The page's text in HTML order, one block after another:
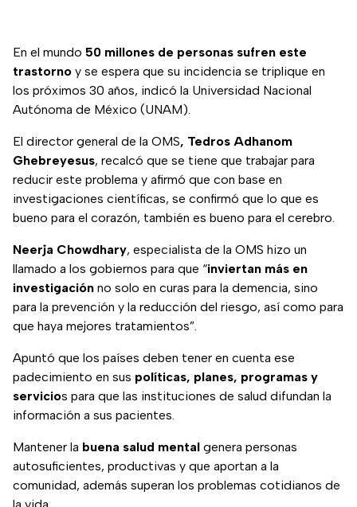
En el mundo 50 millones de personas sufren este
trastorno y se espera que su incidencia se triplique en
los próximos 30 años, indicó la Universidad Nacional
Autónoma de México (UNAM).
El director general de la OMS, Tedros Adhanom
Ghebreyesus, recalcó que se tiene que trabajar para
reducir este problema y afirmó que con base en
investigaciones científicas, se confirmó que lo que es
bueno para el corazón, también es bueno para el cerebro.
Neerja Chowdhary, especialista de la OMS hizo un
llamado a los gobiernos para que “inviertan más en
investigación no solo en curas para la demencia, sino
para la prevención y la reducción del riesgo, así como para
que haya mejores tratamientos”.
Apuntó que los países deben tener en cuenta ese
padecimiento en sus políticas, planes, programas y
servicios para que las instituciones de salud difundan la
información a sus pacientes.
Mantener la buena salud mental genera personas
autosuficientes, productivas y que aportan a la
comunidad, además superan los problemas cotidianos de